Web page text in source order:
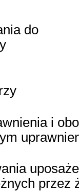
do
i
przez